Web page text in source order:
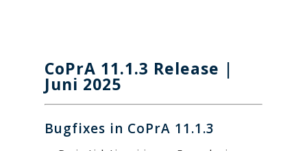
CoPrA 11.1.3 Release |
Juni 2025
Bugfixes in CoPrA 11.1.3